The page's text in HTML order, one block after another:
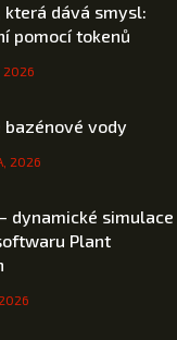
která dává smysl:
pomocí tokenů
2026
bazénové vody
2026
dynamické simulace
Plant